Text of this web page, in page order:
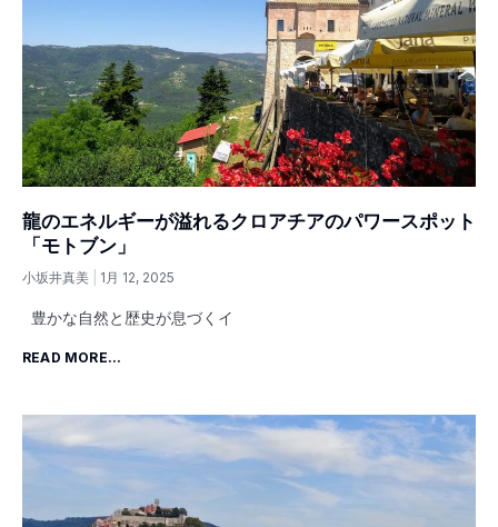
龍のエネルギーが溢れるクロアチアのパワースポット
「モトブン」
小坂井真美 1月 12, 2025
豊かな自然と歴史が息づくイ
READ MORE...